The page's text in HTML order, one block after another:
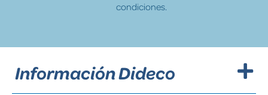
condiciones.
Información Dideco